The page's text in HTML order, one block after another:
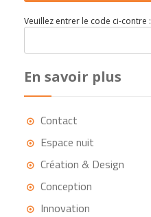
Veuillez entrer le code ci-contre :
En savoir plus
Contact
Espace nuit
Création & Design
Conception
Innovation